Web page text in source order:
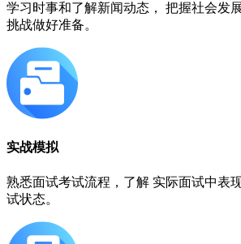
学习时事和了解新闻动态， 把握社会发
挑战做好准备。
实战模拟
熟悉面试考试流程，了解 实际面试中表
试状态。